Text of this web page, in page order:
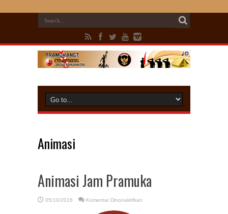
Animasi
Animasi Jam Pramuka
05/10/2016 Komentar Dinonaktifkan